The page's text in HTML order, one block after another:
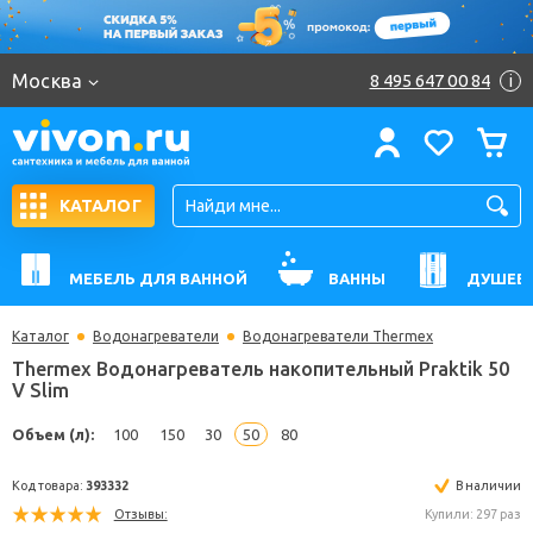
Москва 8 495 647 00 84 i
КАТАЛОГ
МЕБЕЛЬ ДЛЯ ВАННОЙ ВАННЫ
Каталог Водонагреватели Водонагреватели Thermex
V Slim
Объем (л): 100